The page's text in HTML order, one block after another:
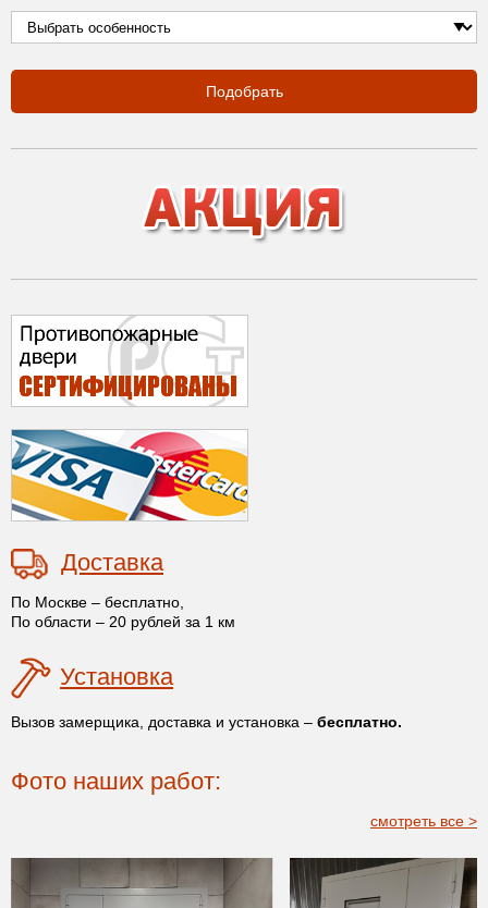
Подобрать
Доставка
По Москве – бесплатно,
По области – 20 рублей за 1 км
Установка
Вызов замерщика, доставка и установка – бесплатно.
Фото наших работ:
смотреть все >